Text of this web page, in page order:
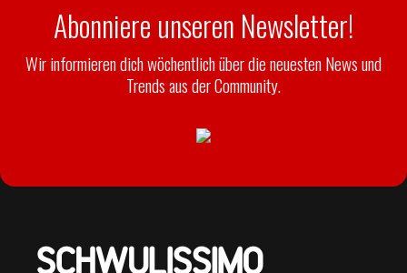
Abonniere unseren Newsletter!
Wir informieren dich wöchentlich über die neuesten News und
Trends aus der Community.